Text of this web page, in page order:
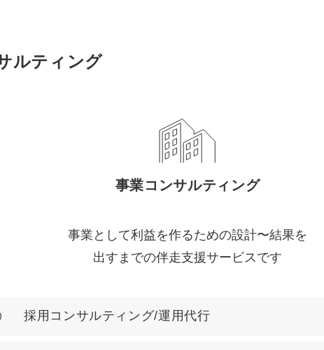
YouTubeディレクター
ー
ルティング
事業コンサルティング
事業として利益を作るための設計〜結果を
出すまでの伴走支援サービスです
採用コンサルティング/運用代行